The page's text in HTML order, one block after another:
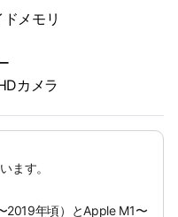
メモリ
カメラ
ます。
2019年頃）とApple M1〜